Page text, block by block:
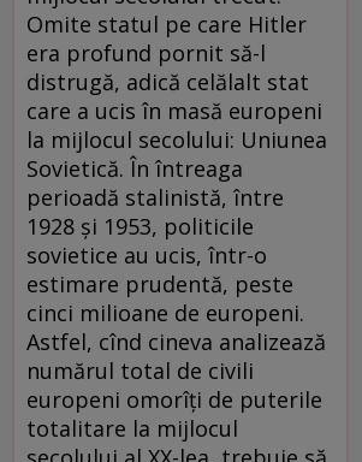
Omite statul pe care Hitler
era profund pornit să-l
distrugă, adică celălalt stat
care a ucis în masă europeni
la mijlocul secolului: Uniunea
Sovietică. În întreaga
perioadă stalinistă, între
1928 şi 1953, politicile
sovietice au ucis, într-o
estimare prudentă, peste
cinci milioane de europeni.
Astfel, cînd cineva analizează
numărul total de civili
europeni omorîţi de puterile
totalitare la mijlocul